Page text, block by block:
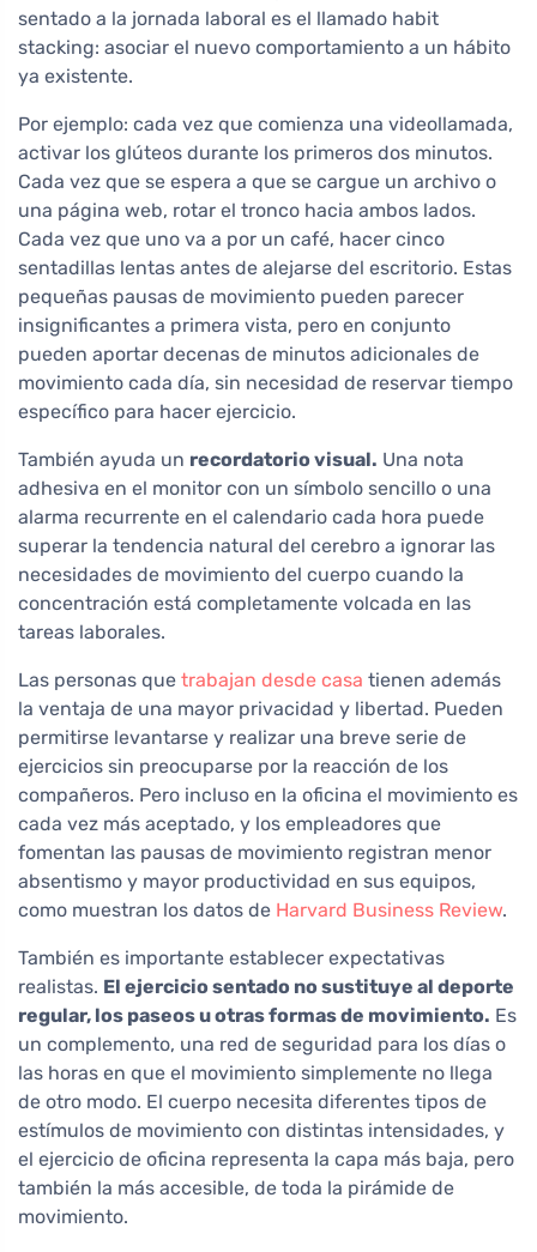
sentado a la jornada laboral es el llamado habit
stacking: asociar el nuevo comportamiento a un hábito
ya existente.
Por ejemplo: cada vez que comienza una videollamada,
activar los glúteos durante los primeros dos minutos.
Cada vez que se espera a que se cargue un archivo o
una página web, rotar el tronco hacia ambos lados.
Cada vez que uno va a por un café, hacer cinco
sentadillas lentas antes de alejarse del escritorio. Estas
pequeñas pausas de movimiento pueden parecer
insignificantes a primera vista, pero en conjunto
pueden aportar decenas de minutos adicionales de
movimiento cada día, sin necesidad de reservar tiempo
específico para hacer ejercicio.
También ayuda un recordatorio visual. Una nota
adhesiva en el monitor con un símbolo sencillo o una
alarma recurrente en el calendario cada hora puede
superar la tendencia natural del cerebro a ignorar las
necesidades de movimiento del cuerpo cuando la
concentración está completamente volcada en las
tareas laborales.
Las personas que trabajan desde casa tienen además
la ventaja de una mayor privacidad y libertad. Pueden
permitirse levantarse y realizar una breve serie de
ejercicios sin preocuparse por la reacción de los
compañeros. Pero incluso en la oficina el movimiento es
cada vez más aceptado, y los empleadores que
fomentan las pausas de movimiento registran menor
absentismo y mayor productividad en sus equipos,
como muestran los datos de Harvard Business Review.
También es importante establecer expectativas
realistas. El ejercicio sentado no sustituye al deporte
regular, los paseos u otras formas de movimiento. Es
un complemento, una red de seguridad para los días o
las horas en que el movimiento simplemente no llega
de otro modo. El cuerpo necesita diferentes tipos de
estímulos de movimiento con distintas intensidades, y
el ejercicio de oficina representa la capa más baja, pero
también la más accesible, de toda la pirámide de
movimiento.